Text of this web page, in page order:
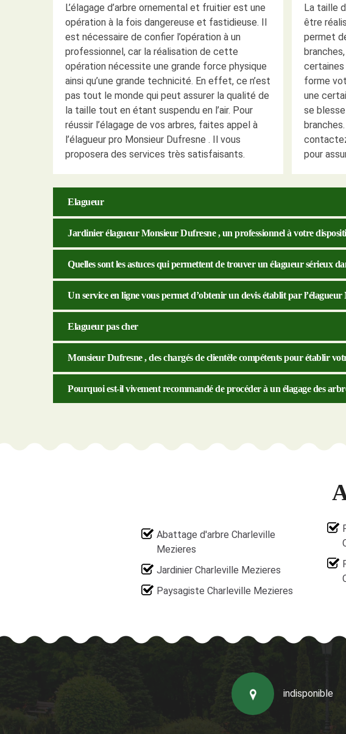
L’élagage d’arbre ornemental et fruitier est une
opération à la fois dangereuse et fastidieuse. Il
est nécessaire de confier l’opération à un
professionnel, car la réalisation de cette
opération nécessite une grande force physique
ainsi qu’une grande technicité. En effet, ce n’est
pas tout le monde qui peut assurer la qualité de
la taille tout en étant suspendu en l’air. Pour
réussir l’élagage de vos arbres, faites appel à
l’élagueur pro Monsieur Dufresne . Il vous
proposera des services très satisfaisants.
La taille
être
permet
certaines
forme
une
se
pour
Elagueur
Jardinier élagueur Monsieur Dufresne , un professionnel à votre
Quelles sont les astuces qui permettent de trouver un élagueur sérieux
Un service en ligne vous permet d’obtenir un devis établit par
Elagueur pas cher
Monsieur Dufresne , des chargés de clientèle compétents pour établir
Pourquoi est-il vivement recommandé de procéder à un élagage des
Abattage d'arbre Charleville
Mezieres
Jardinier Charleville Mezieres
Paysagiste Charleville Mezieres
indisponible